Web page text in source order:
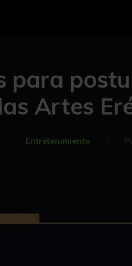
para
Artes
Entretenimiento